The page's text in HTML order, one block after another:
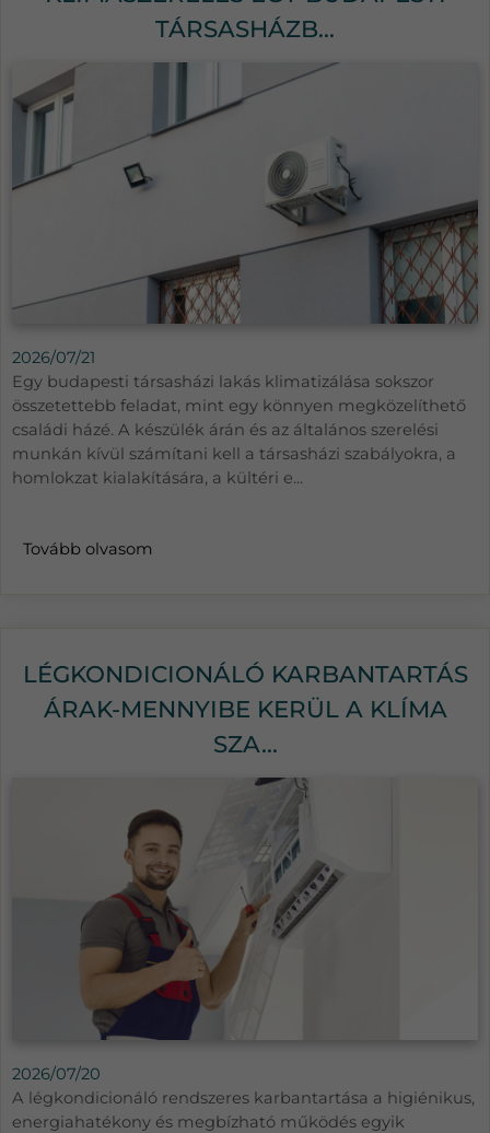
TÁRSASHÁZB...
2026/07/21
Egy budapesti társasházi lakás klimatizálása sokszor
összetettebb feladat, mint egy könnyen megközelíthető
családi házé. A készülék árán és az általános szerelési
munkán kívül számítani kell a társasházi szabályokra, a
homlokzat kialakítására, a kültéri e...
Tovább olvasom
LÉGKONDICIONÁLÓ KARBANTARTÁS
ÁRAK-MENNYIBE KERÜL A KLÍMA
SZA...
2026/07/20
A légkondicionáló rendszeres karbantartása a higiénikus,
energiahatékony és megbízható működés egyik